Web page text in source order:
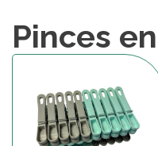
Pinces